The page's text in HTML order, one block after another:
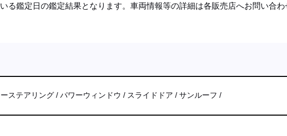
鑑定日の鑑定結果となります。車両情報等の詳細は各販売店へお問い合わ
ステアリング パワーウィンドウ スライドドア サンルーフ